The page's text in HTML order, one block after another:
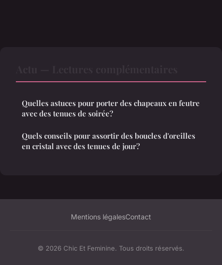
Quelles astuces pour porter des chapeaux en feutre
avec des tenues de soirée?
Quels conseils pour assortir des boucles d'oreilles
en cristal avec des tenues de jour?
Mentions légalesContact
© 2026 Chic Et Feminine. Tous droits réservés.